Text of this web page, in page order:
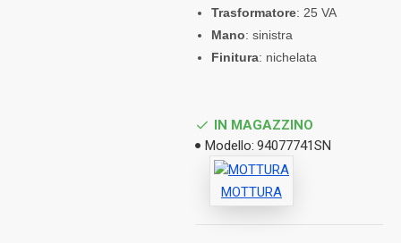
Trasformatore: 25 VA
Mano: sinistra
Finitura: nichelata
IN MAGAZZINO
Modello: 94077741SN
MOTTURA